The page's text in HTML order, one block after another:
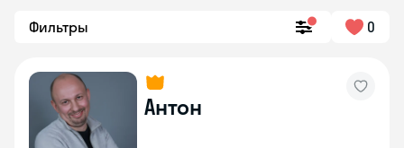
Фильтры 0
Антон
Skyeng Chat